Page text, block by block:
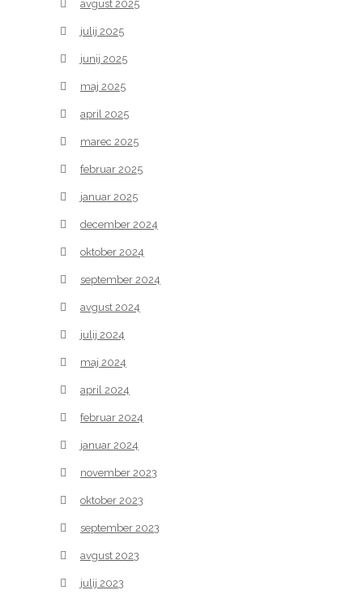
avgust 2025
julij 2025
junij 2025
maj 2025
april 2025
marec 2025
februar 2025
januar 2025
december 2024
oktober 2024
september 2024
avgust 2024
julij 2024
maj 2024
april 2024
februar 2024
januar 2024
november 2023
oktober 2023
september 2023
avgust 2023
julij 2023